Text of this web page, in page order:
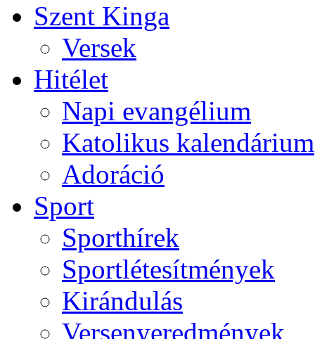
Szent Kinga
Versek
Hitélet
Napi evangélium
Katolikus kalendárium
Adoráció
Sport
Sporthírek
Sportlétesítmények
Kirándulás
Versenyeredmények